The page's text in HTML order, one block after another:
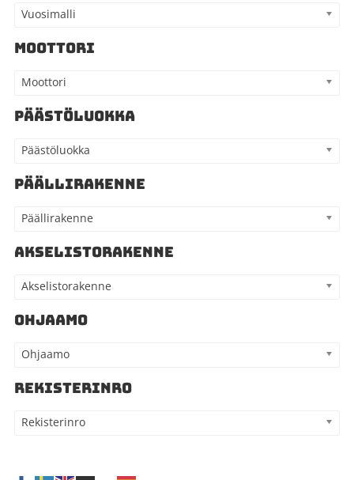
Vuosimalli
MOOTTORI
Moottori
PÄÄSTÖLUOKKA
Päästöluokka
PÄÄLLIRAKENNE
Päällirakenne
AKSELISTORAKENNE
Akselistorakenne
OHJAAMO
Ohjaamo
REKISTERINRO
Rekisterinro